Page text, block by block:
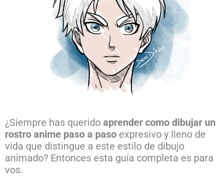
¿Siempre has querido aprender como dibujar un
rostro anime paso a paso expresivo y lleno de
vida que distingue a este estilo de dibujo
animado? Entonces esta guía completa es para
vos.